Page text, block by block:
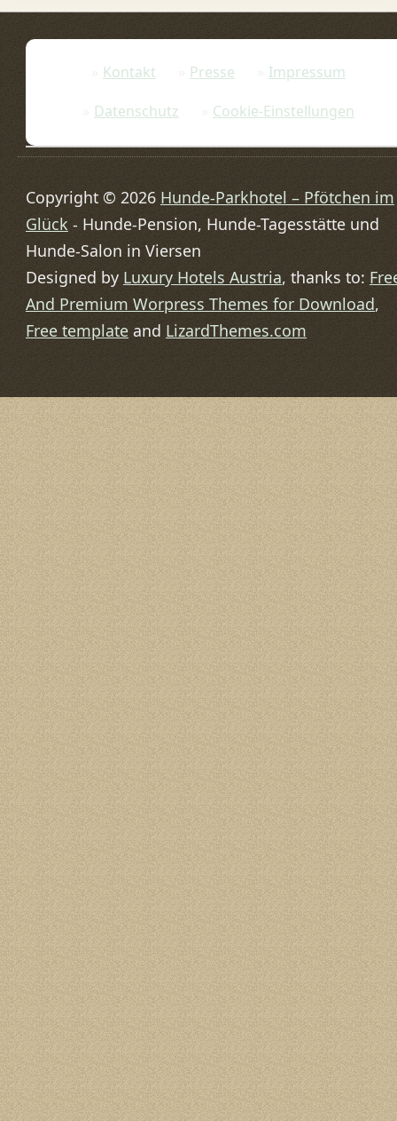
Kontakt Presse
Impressum
Datenschutz
Cookie-Einstellungen
Copyright © 2026 Hunde-Parkhotel – Pfötchen im
Glück - Hunde-Pension, Hunde-Tagesstätte und
Hunde-Salon in Viersen
Designed by Luxury Hotels Austria, thanks to:
And Premium Worpress Themes for Download,
Free templateand LizardThemes.com